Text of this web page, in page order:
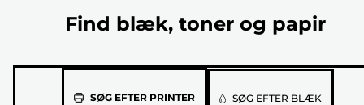
Find blæk, toner og papir
SØG EFTER PRINTERVælgSØG EFTER BLÆK